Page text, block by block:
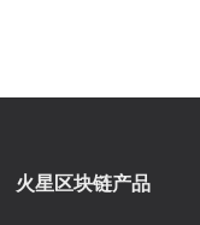
火星区块链产品